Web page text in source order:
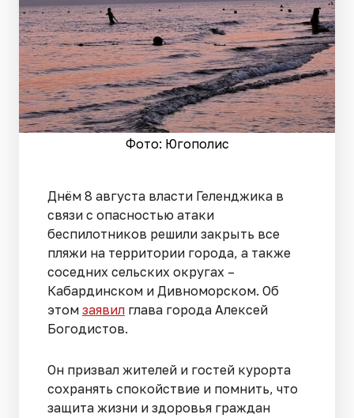
Фото: Югополис
Днём 8 августа власти Геленджика в
связи с опасностью атаки
беспилотников решили закрыть все
пляжи на территории города, а также
соседних сельских округах –
Кабардинском и Дивноморском. Об
этом заявил глава города Алексей
Богодистов.
Он призвал жителей и гостей курорта
сохранять спокойствие и помнить, что
защита жизни и здоровья граждан